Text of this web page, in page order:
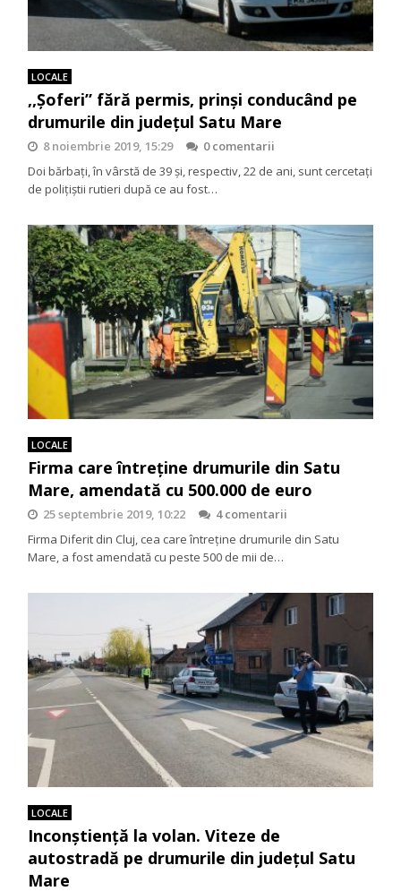
LOCALE
,,Șoferi” fără permis, prinși conducând pe
drumurile din județul Satu Mare
8 noiembrie 2019, 15:29
0 comentarii
Doi bărbaţi, în vârstă de 39 şi, respectiv, 22 de ani, sunt cercetaţi
de poliţiştii rutieri după ce au fost…
LOCALE
Firma care întreține drumurile din Satu
Mare, amendată cu 500.000 de euro
25 septembrie 2019, 10:22
4 comentarii
Firma Diferit din Cluj, cea care întreține drumurile din Satu
Mare, a fost amendată cu peste 500 de mii de…
LOCALE
Inconștiență la volan. Viteze de
autostradă pe drumurile din județul Satu
Mare